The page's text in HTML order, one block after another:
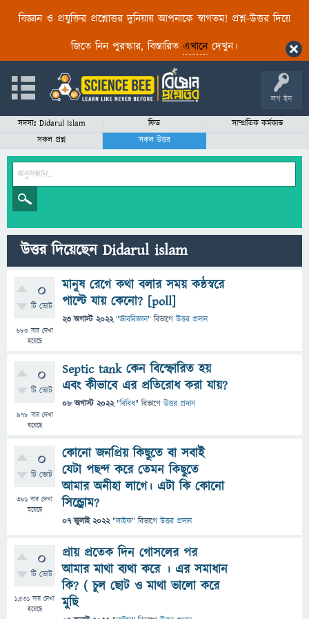
বিজ্ঞান ও প্রযুক্তির প্রশ্নোত্তর দুনিয়ায় আপনাকে স্বাগতম! প্রশ্ন-উত্তর দিয়ে
জিতে নিন পুরস্কার, বিস্তারিত এখানেদেখুন।
লগ ইন
সদস্যঃ Didarul islam ফিড
সাম্প্রতিক কর্মকান্ড
সকল প্রশ্ন
সকল উত্তর
উত্তর দিয়েছেন Didarul islam
0
টি ভোট
683 বার দেখা
হয়েছে
মানুষ রেগে কথা বলার সময় কন্ঠস্বরে
পাল্টে যায় কেনো? [poll]
23 অগাস্ট 2022 "জীববিজ্ঞান" বিভাগে উত্তর প্রদান
0
টি ভোট
978বার দেখা
হয়েছে
Septic tank কেন বিস্ফোরিত হয়
এবং কীভাবে এর প্রতিরোধ করা যায়?
08 অগাস্ট 2022 "বিবিধ" বিভাগে উত্তর প্রদান
0
টি ভোট
381 বার দেখা
হয়েছে
কোনো জনপ্রিয় কিছুতে বা সবাই
যেটা পছন্দ করে তেমন কিছুতে
আমার অনীহা লাগে। এটা কি কোনো
সিন্ড্রোম?
07 জুলাই 2022 "লাইফ" বিভাগে উত্তর প্রদান
0
টি ভোট
1,531 বার দেখা
হয়েছে
প্রায় প্রতেক দিন গোসলের পর
আমার মাথা ব্যথা করে । এর সমাধান
কি? ( চুল ছোট ও মাথা ভালো করে
মুছি